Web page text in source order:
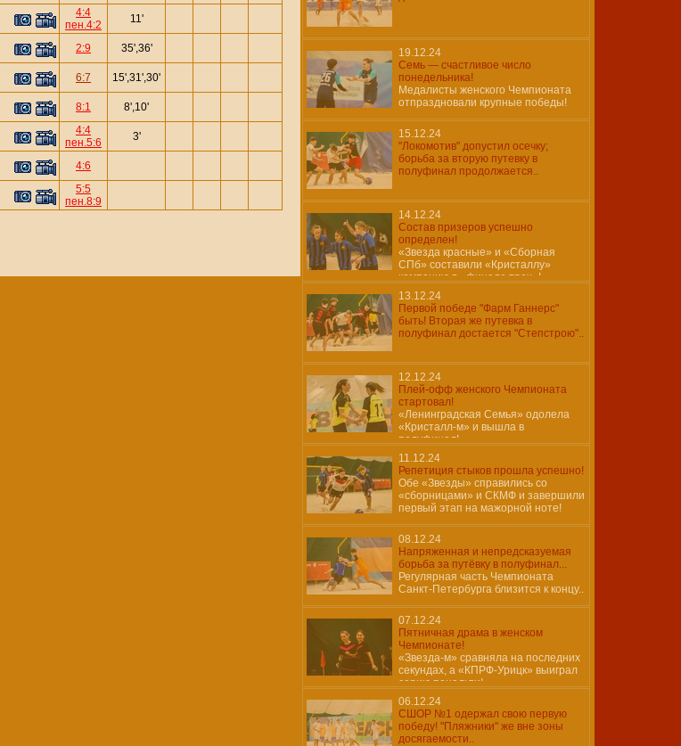
4:4
пен.4:2
11'
2:9 35',36'
6:7 15',31',30'
8:1 8',10'
4:4
пен.5:6
3'
4:6
5:5
пен.8:9
19.12.24
Семь — счастливое число
понедельника!
Медалисты женского Чемпионата
отпраздновали крупные победы!
15.12.24
"Локомотив" допустил осечку;
борьба за вторую путевку в
полуфинал продолжается..
14.12.24
Состав призеров успешно
определен!
«Звезда красные» и «Сборная
СПб» составили «Кристаллу»
компанию в «финале трех»!
13.12.24
Первой победе "Фарм Ганнерс"
быть! Вторая же путевка в
полуфинал достается "Степстрою"..
12.12.24
Плей-офф женского Чемпионата
стартовал!
«Ленинградская Семья» одолела
«Кристалл-м» и вышла в
полуфинал!
11.12.24
Репетиция стыков прошла успешно!
Обе «Звезды» справились со
«сборницами» и СКМФ и завершили
первый этап на мажорной ноте!
08.12.24
Напряженная и непредсказуемая
борьба за путёвку в полуфинал...
Регулярная часть Чемпионата
Санкт-Петербурга близится к концу..
07.12.24
Пятничная драма в женском
Чемпионате!
«Звезда-м» сравняла на последних
секундах, а «КПРФ-Урицк» выиграл
серию пенальти!
06.12.24
СШОР №1 одержал свою первую
победу! "Пляжники" же вне зоны
досягаемости..